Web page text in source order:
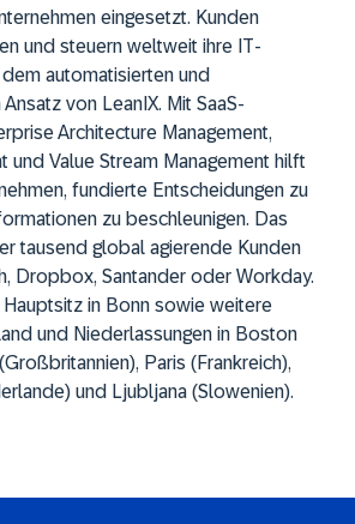
eingesetzt. Kunden
und steuern weltweit ihre IT-
automatisierten und
von LeanIX. Mit SaaS-
Architecture Management,
und Value Stream Management hilft
fundierte Entscheidungen zu
zu beschleunigen. Das
tausend global agierende Kunden
Dropbox, Santander oder Workday.
Hauptsitz in Bonn sowie weitere
und Niederlassungen in Boston
Paris (Frankreich),
und Ljubljana (Slowenien).